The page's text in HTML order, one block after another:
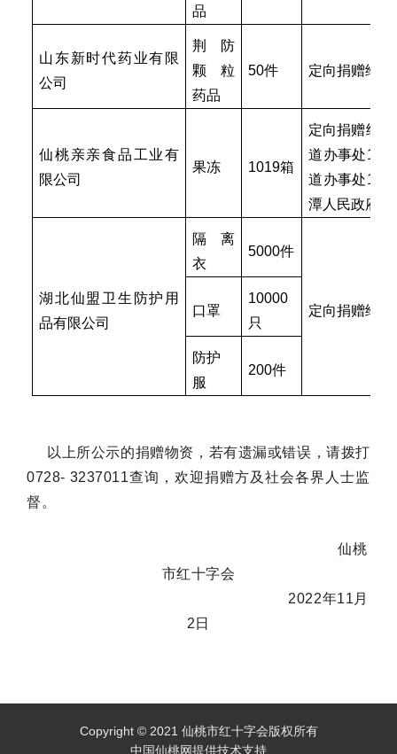
品
山东新时代药业有限
公司
荆防
颗粒
药品
50件 定向捐赠给
仙桃亲亲食品工业有
限公司
果冻 1019箱
定向捐赠给
道办事处160
道办事处175
潭人民政府
湖北仙盟卫生防护用
品有限公司
隔离
衣
5000件
定向捐赠给
口罩
10000
只
防护
服
200件
以上所公示的捐赠物资，若有遗漏或错误，请拨打
0728- 3237011查询，欢迎捐赠方及社会各界人士监
督。
仙桃
市红十字会
2022年11 月
2日
Copyright © 2021 仙桃市红十字会版权所有
中国仙桃网提供技术支持